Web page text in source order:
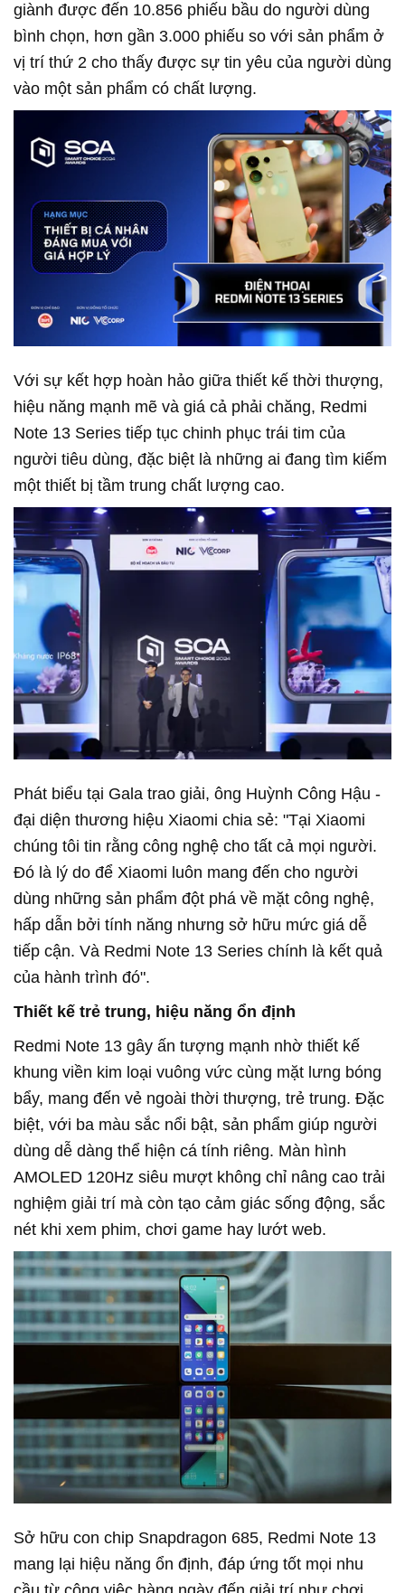
giành được đến 10.856 phiếu bầu do người dùng
bình chọn, hơn gần 3.000 phiếu so với sản phẩm ở
vị trí thứ 2 cho thấy được sự tin yêu của người dùng
vào một sản phẩm có chất lượng.
Với sự kết hợp hoàn hảo giữa thiết kế thời thượng,
hiệu năng mạnh mẽ và giá cả phải chăng, Redmi
Note 13 Series tiếp tục chinh phục trái tim của
người tiêu dùng, đặc biệt là những ai đang tìm kiếm
một thiết bị tầm trung chất lượng cao.
Phát biểu tại Gala trao giải, ông Huỳnh Công Hậu -
đại diện thương hiệu Xiaomi chia sẻ: "Tại Xiaomi
chúng tôi tin rằng công nghệ cho tất cả mọi người.
Đó là lý do để Xiaomi luôn mang đến cho người
dùng những sản phẩm đột phá về mặt công nghệ,
hấp dẫn bởi tính năng nhưng sở hữu mức giá dễ
tiếp cận. Và Redmi Note 13 Series chính là kết quả
của hành trình đó".
Thiết kế trẻ trung, hiệu năng ổn định
Redmi Note 13 gây ấn tượng mạnh nhờ thiết kế
khung viền kim loại vuông vức cùng mặt lưng bóng
bẩy, mang đến vẻ ngoài thời thượng, trẻ trung. Đặc
biệt, với ba màu sắc nổi bật, sản phẩm giúp người
dùng dễ dàng thể hiện cá tính riêng. Màn hình
AMOLED 120Hz siêu mượt không chỉ nâng cao trải
nghiệm giải trí mà còn tạo cảm giác sống động, sắc
nét khi xem phim, chơi game hay lướt web.
Sở hữu con chip Snapdragon 685, Redmi Note 13
mang lại hiệu năng ổn định, đáp ứng tốt mọi nhu